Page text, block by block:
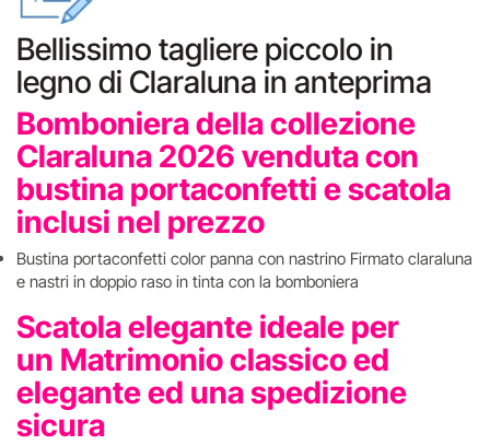
Bellissimo tagliere piccolo in
legno di Claraluna in anteprima
Bomboniera della collezione
Claraluna 2026 venduta con
bustina portaconfetti e scatola
inclusi nel prezzo
Bustina portaconfetti color panna con nastrino Firmato claraluna
e nastri in doppio raso in tinta con la bomboniera
Scatola elegante ideale per
un Matrimonio classico ed
elegante ed una spedizione
sicura